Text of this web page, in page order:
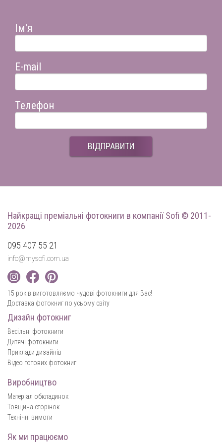
Ім'я
E-mail
Телефон
ВІДПРАВИТИ
Найкращі преміальні фотокниги в компанії Sofi © 2011-
2026
095 407 55 21
info@mysofi.com.ua
15 років виготовляємо чудові фотокниги для Вас!
Доставка фотокниг по усьому світу
Дизайн фотокниг
Весільні фотокниги
Дитячі фотокниги
Приклади дизайнів
Відео готових фотокниг
Виробництво
Матеріал обкладинок
Товщина сторінок
Технічні вимоги
Як ми працюємо